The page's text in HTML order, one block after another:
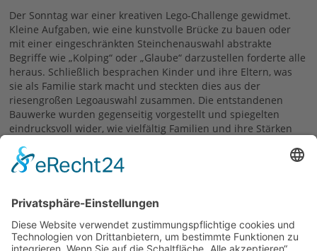
Der Sonntag war einer kreativen Lego-Challenge gewidmet.
Kleine Aufgaben, wie eine kunstvolle Brücke zu bauen oder
mit einer eingeschränkten Steinchenauswahl abstrakte
Begriffe wie „Kolping“ oder „Glaube“ darzustellen forderte alle
heraus. Schließlich besprachen Kinder und ihre Eltern, was
sie als Familie stark macht und steckten dies aus der
riesengroßen Legoauswahl zusammen. Die entstandenen
Bauwerke wurden gegenseitig vorgestellt und spiegelten
eindrucksvoll wider, wie vielfältig Familien und ihre Stärken
Familienwochenende.
zurück